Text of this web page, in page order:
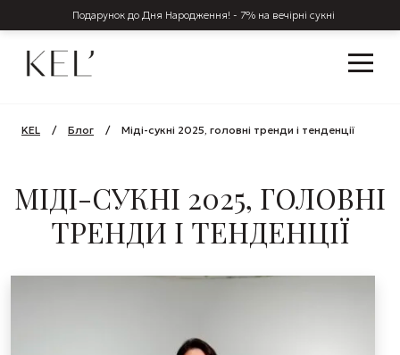
Подарунок до Дня Народження! - 7% на вечірні сукні
KEL / Блог / Міді-сукні 2025, головні тренди і тенденції
МІДІ-СУКНІ 2025, ГОЛОВНІ
ТРЕНДИ І ТЕНДЕНЦІЇ